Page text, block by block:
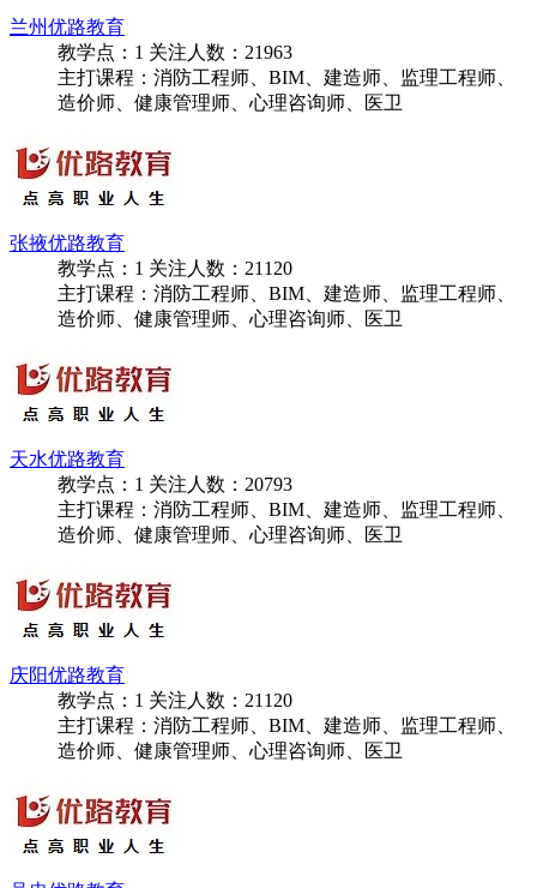
兰州优路教育
教学点： 1 关注人数：
21963
造价师、健康管理师、心理咨询师、医卫
张掖优路教育
教学点： 1 关注人数：
21120
造价师、健康管理师、心理咨询师、医卫
天水优路教育
教学点： 1 关注人数：
20793
造价师、健康管理师、心理咨询师、医卫
庆阳优路教育
教学点： 1 关注人数：
21120
造价师、健康管理师、心理咨询师、医卫